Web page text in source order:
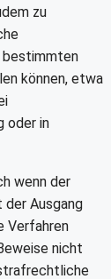
zu
bestimmten
können, etwa
oder in
wenn der
Ausgang
Verfahren
nicht